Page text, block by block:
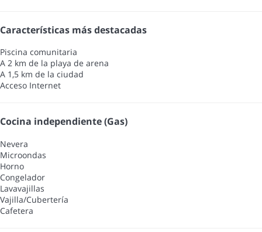
Características más destacadas
Piscina comunitaria
A 2 km de la playa de arena
A 1,5 km de la ciudad
Acceso Internet
Cocina independiente (Gas)
Nevera
Microondas
Horno
Congelador
Lavavajillas
Vajilla/Cubertería
Cafetera